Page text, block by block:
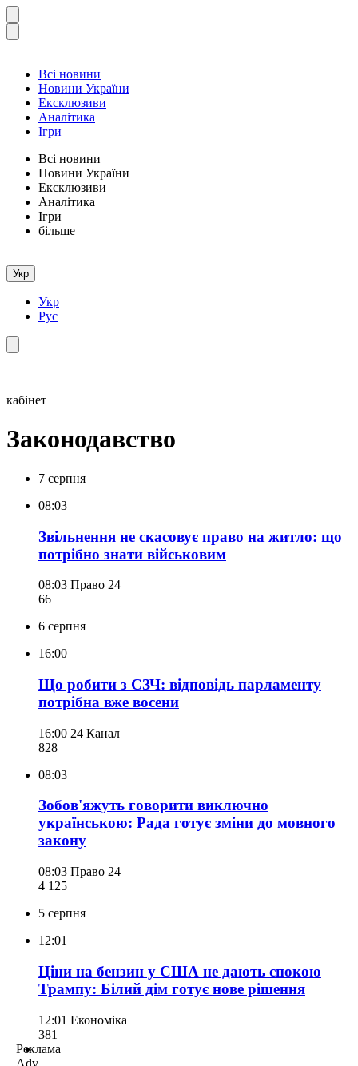
Всі новини
Новини України
Ексклюзиви
Аналітика
Ігри
Всі новини
Новини України
Ексклюзиви
Аналітика
Ігри
більше
Укр
Укр
Рус
кабінет
Законодавство
7 серпня
08:03
Звільнення не скасовує право на житло: що
потрібно знати військовим
08:03 Право 24
66
6 серпня
16:00
Що робити з СЗЧ: відповідь парламенту
потрібна вже восени
16:00 24 Канал
828
08:03
Зобов'яжуть говорити виключно
українською: Рада готує зміни до мовного
закону
08:03 Право 24
4 125
5 серпня
12:01
Ціни на бензин у США не дають спокою
Трампу: Білий дім готує нове рішення
12:01 Економіка
381
Реклама
Adv